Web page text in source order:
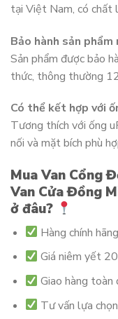
tại Việt Nam, có chất
Bảo hành sản phẩm
Sản phẩm được bảo
thức, thông thường
Có thể kết hợp với
Tương thích với ống
nối và mặt bích phù
Mua Van Cổng
Van Cửa Đồng
ở đâu?
Hàng chính
Giá niêm yết
Giao hàng toàn
Tư vấn lựa